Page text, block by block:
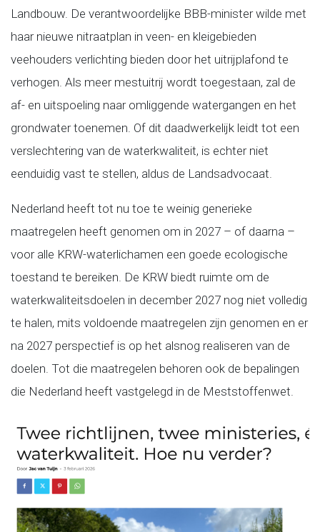
Landbouw. De verantwoordelijke BBB-minister wilde met
haar nieuwe nitraatplan in veen- en kleigebieden
veehouders verlichting bieden door het uitrijplafond te
verhogen. Als meer mestuitrij wordt toegestaan, zal de
af- en uitspoeling naar omliggende watergangen en het
grondwater toenemen. Of dit daadwerkelijk leidt tot een
verslechtering van de waterkwaliteit, is echter niet
eenduidig vast te stellen, aldus de Landsadvocaat.
Nederland heeft tot nu toe te weinig generieke
maatregelen heeft genomen om in 2027 – of daarna –
voor alle KRW-waterlichamen een goede ecologische
toestand te bereiken. De KRW biedt ruimte om de
waterkwaliteitsdoelen in december 2027 nog niet volledig
te halen, mits voldoende maatregelen zijn genomen en er
na 2027 perspectief is op het alsnog realiseren van de
doelen. Tot die maatregelen behoren ook de bepalingen
die Nederland heeft vastgelegd in de Meststoffenwet.